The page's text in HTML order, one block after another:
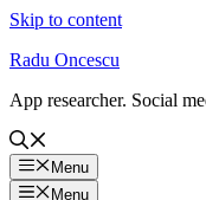
Skip to content
Radu Oncescu
App researcher. Social
Menu
Menu